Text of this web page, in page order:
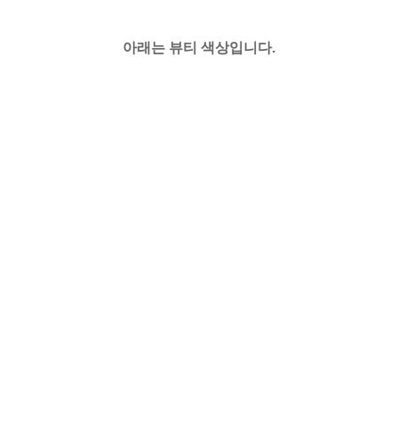
아래는 뷰티 색상입니다.